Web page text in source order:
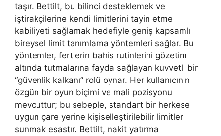
taşır. Bettilt, bu bilinci desteklemek ve
iştirakçilerine kendi limitlerini tayin etme
kabiliyeti sağlamak hedefiyle geniş kapsamlı
bireysel limit tanımlama yöntemleri sağlar. Bu
yöntemler, fertlerin bahis rutinlerini gözetim
altında tutmalarına fayda sağlayan kuvvetli bir
“güvenlik kalkanı” rolü oynar. Her kullanıcının
özgün bir oyun biçimi ve mali pozisyonu
mevcuttur; bu sebeple, standart bir herkese
uygun çare yerine kişiselleştirilebilir limitler
sunmak esastır. Bettilt, nakit yatırma